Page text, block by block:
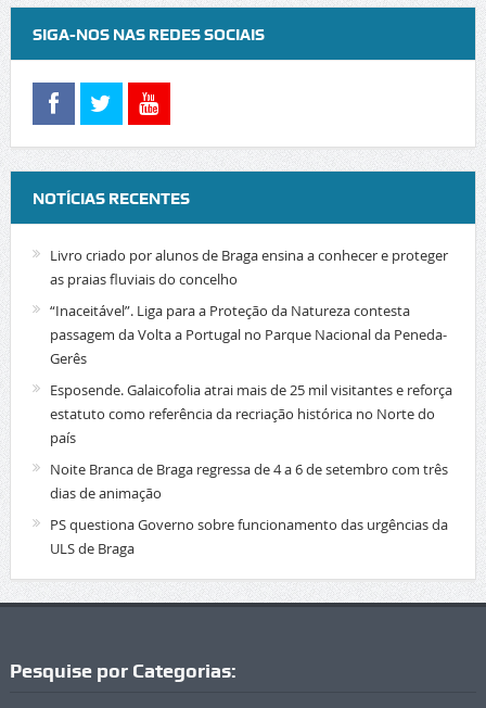
SIGA-NOS NAS REDES SOCIAIS
NOTÍCIAS RECENTES
Livro criado por alunos de Braga ensina a conhecer e proteger
as praias fluviais do concelho
“Inaceitável”. Liga para a Proteção da Natureza contesta
passagem da Volta a Portugal no Parque Nacional da Peneda-
Gerês
Esposende. Galaicofolia atrai mais de 25 mil visitantes e reforça
estatuto como referência da recriação histórica no Norte do
país
Noite Branca de Braga regressa de 4 a 6 de setembro com três
dias de animação
PS questiona Governo sobre funcionamento das urgências da
ULS de Braga
Pesquise por Categorias: